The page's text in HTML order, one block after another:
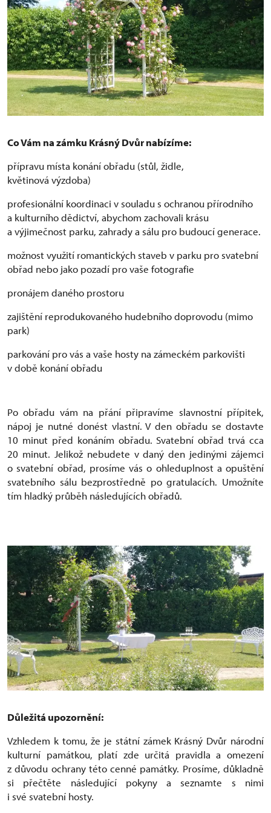
Co Vám na zámku Krásný Dvůr nabízíme:
přípravu místa konání obřadu (stůl, židle,
květinová výzdoba)
profesionální koordinaci v souladu s ochranou přírodního
a kulturního dědictví, abychom zachovali krásu
a výjimečnost parku, zahrady a sálu pro budoucí generace.
možnost využití romantických staveb v parku pro svatební
obřad nebo jako pozadí pro vaše fotografie
pronájem daného prostoru
zajištění reprodukovaného hudebního doprovodu (mimo
park)
parkování pro vás a vaše hosty na zámeckém parkovišti
v době konání obřadu
Po obřadu vám na přání připravíme slavnostní přípitek,
nápoj je nutné donést vlastní. V den obřadu se dostavte
10 minut před konáním obřadu. Svatební obřad trvá cca
20 minut. Jelikož nebudete v daný den jedinými zájemci
o svatební obřad, prosíme vás o ohleduplnost a opuštění
svatebního sálu bezprostředně po gratulacích. Umožníte
tím hladký průběh následujících obřadů.
Důležitá upozornění:
Vzhledem k tomu, že je státní zámek Krásný Dvůr národní
kulturní památkou, platí zde určitá pravidla a omezení
z důvodu ochrany této cenné památky. Prosíme, důkladně
si přečtěte následující pokyny a seznamte s nimi
i své svatební hosty.